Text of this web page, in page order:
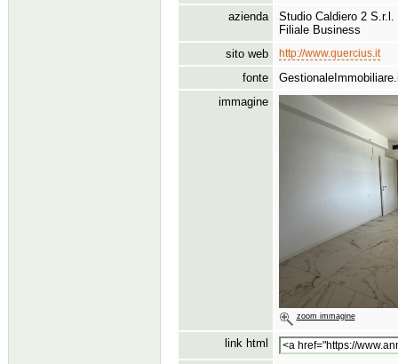
azienda
Studio Caldiero 2 S.r.l.
Filiale Business
sito web
http://www.quercius.it
fonte
immagine
zoom immagine
link html